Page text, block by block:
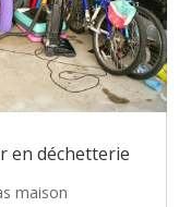
en déchetterie
maison